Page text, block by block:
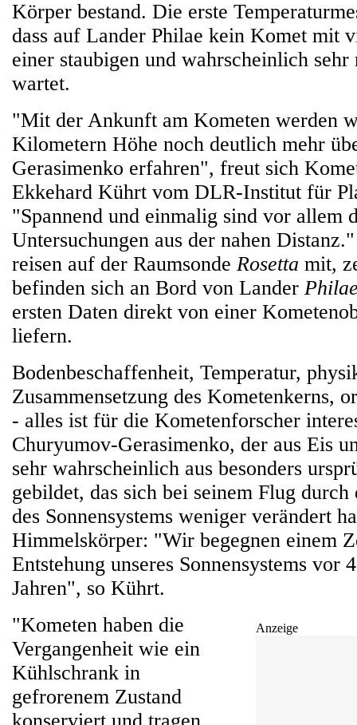
Körper bestand. Die erste
dass auf Lander Philae kein Komet mit
einer staubigen und wahrscheinlich
wartet.
"Mit der Ankunft am Kometen werden
Kilometern Höhe noch deutlich mehr
Gerasimenko erfahren", freut sich
Ekkehard Kührt vom DLR-Institut für
"Spannend und einmalig sind vor allem
Untersuchungen aus der nahen
reisen auf der Raumsonde Rosetta mit,
befinden sich an Bord von Lander
ersten Daten direkt von einer
liefern.
Bodenbeschaffenheit, Temperatur,
Zusammensetzung des Kometenkerns,
- alles ist für die Kometenforscher
Churyumov-Gerasimenko, der aus Eis
sehr wahrscheinlich aus besonders
gebildet, das sich bei seinem Flug
des Sonnensystems weniger verändert
Himmelskörper: "Wir begegnen einem
Entstehung unseres Sonnensystems vor
Jahren", so Kührt.
Anzeige
"Kometen haben die
Vergangenheit wie ein
Kühlschrank in
gefrorenem Zustand